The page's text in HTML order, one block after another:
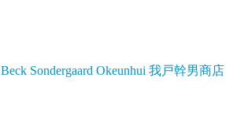
Beck Sondergaard Okeunhui 我戸幹男商店